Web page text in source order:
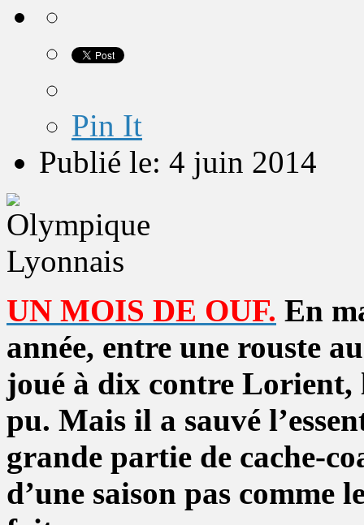
Pin It
Publié le: 4 juin 2014
UN MOIS DE OUF. En
année, entre une rouste
joué à dix contre Lorient,
pu. Mais il a sauvé
grande partie de cache-
d’une saison pas comme